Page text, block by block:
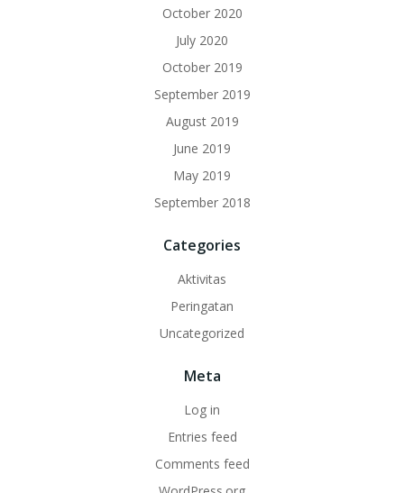
October 2020
July 2020
October 2019
September 2019
August 2019
June 2019
May 2019
September 2018
Categories
Aktivitas
Peringatan
Uncategorized
Meta
Log in
Entries feed
Comments feed